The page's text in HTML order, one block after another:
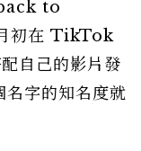
to
初在 TikTok
自己的影片發
字的知名度就